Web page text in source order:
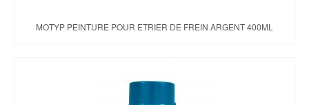
MOTYP PEINTURE POUR ETRIER DE FREIN ARGENT 400ML